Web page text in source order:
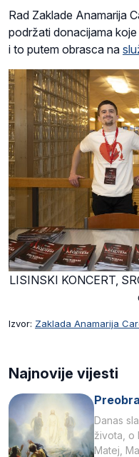
Rad Zaklade Anamarija
podržati donacijama
i to putem obrasca na
LISINSKI KONCERT,
Izvor: Zaklada Anamarija
Najnovije vijesti
Danas
života, o
Matej,